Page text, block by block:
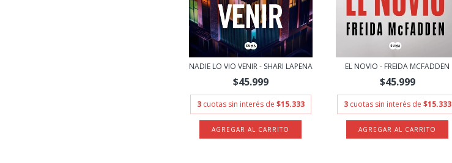
NADIE LO VIO VENIR - SHARI LAPENA
$45.999
3 cuotas sin interés de $15.333
EL NOVIO - FREIDA MCFADDEN
$45.999
3 cuotas sin interés de $15.333